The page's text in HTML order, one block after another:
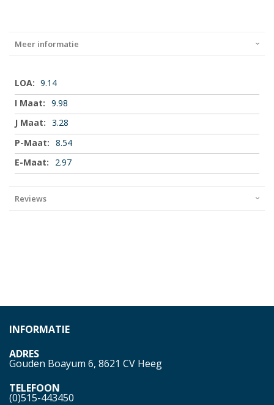
Meer informatie
Meer
informatie
9.14
9.98
3.28
8.54
2.97
Reviews
INFORMATIE
ADRES
Gouden Boayum 6, 8621 CV Heeg
TELEFOON
(0)515-443450